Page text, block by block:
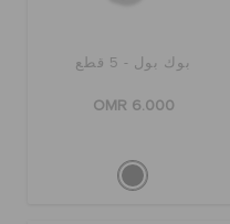
بوك بول - 5 قطع
OMR 6.000